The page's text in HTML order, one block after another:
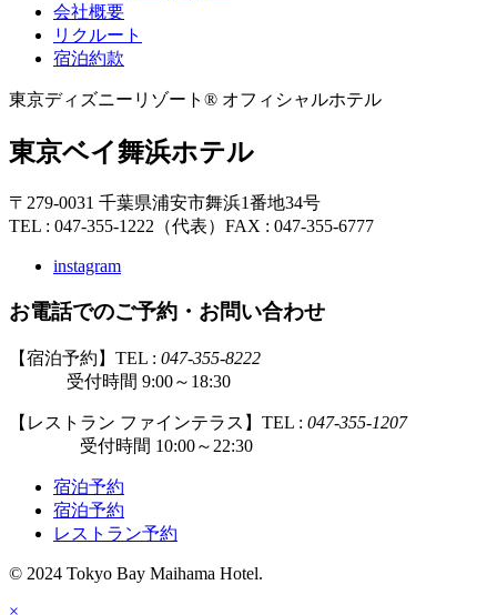
会社概要
リクルート
宿泊約款
東京ディズニーリゾート® オフィシャルホテル
東京ベイ舞浜ホテル
〒279-0031 千葉県浦安市舞浜1番地34号
TEL : 047-355-1222（代表） FAX : 047-355-6777
instagram
お電話でのご予約・お問い合わせ
【宿泊予約】TEL : 047-355-8222
受付時間 9:00～18:30
【レストラン ファインテラス】TEL : 047-355-1207
受付時間 10:00～22:30
宿泊予約
宿泊予約
レストラン予約
© 2024 Tokyo Bay Maihama Hotel.
×